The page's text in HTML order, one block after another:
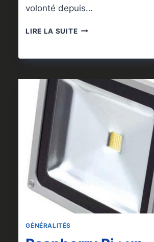
volonté depuis…
LIRE LA SUITEGÉNÉRER
SIMPLE
PARTIR
D’IMAGES
GÉNÉRALITÉS